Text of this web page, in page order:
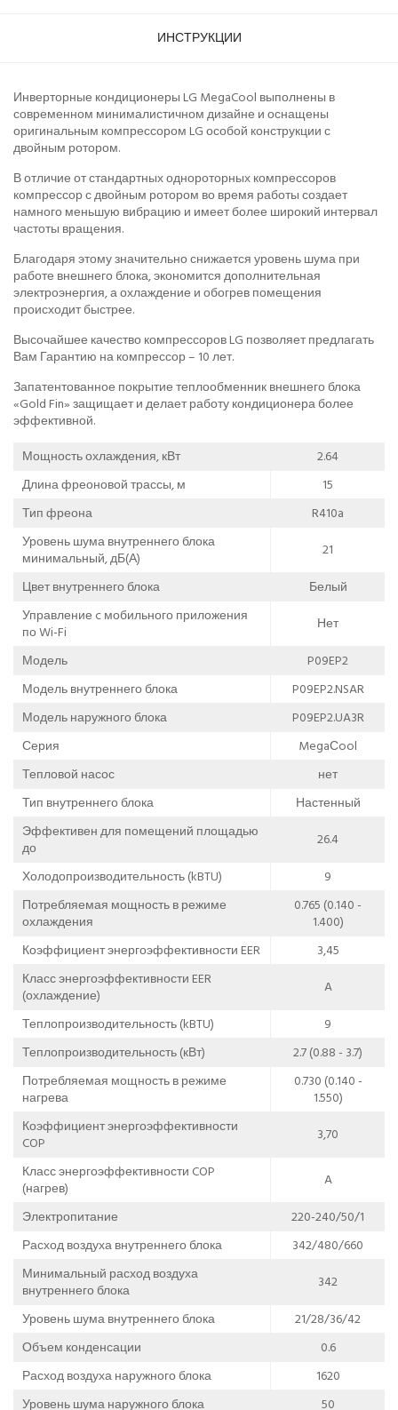
ИНСТРУКЦИИ
Инверторные кондиционеры LG MegaCool выполнены в
современном минималистичном дизайне и оснащены
оригинальным компрессором LG особой конструкции с
двойным ротором.
В отличие от стандартных однороторных компрессоров
компрессор с двойным ротором во время работы создает
намного меньшую вибрацию и имеет более широкий интервал
частоты вращения.
Благодаря этому значительно снижается уровень шума при
работе внешнего блока, экономится дополнительная
электроэнергия, а охлаждение и обогрев помещения
происходит быстрее.
Высочайшее качество компрессоров LG позволяет предлагать
Вам Гарантию на компрессор – 10 лет.
Запатентованное покрытие теплообменник внешнего блока
«Gold Fin» защищает и делает работу кондиционера более
эффективной.
Мощность охлаждения, кВт
2.64
Длина фреоновой трассы, м
15
Тип фреона
R410a
Уровень шума внутреннего блока
минимальный, дБ(А)
21
Цвет внутреннего блока
Белый
Управление c мобильного приложения
по Wi-Fi
Нет
Модель
P09EP2
Модель внутреннего блока
P09EP2.NSAR
Модель наружного блока
P09EP2.UA3R
Серия
MegaСool
Тепловой насос
нет
Тип внутреннего блока
Настенный
Эффективен для помещений площадью
до
26.4
Холодопроизводительность (kBTU)
9
Потребляемая мощность в режиме
охлаждения
0.765 (0.140 -
1.400)
Коэффициент энергоэффективности EER
3,45
Класс энергоэффективности EER
(охлаждение)
A
Теплопроизводительность (kBTU)
9
Теплопроизводительность (кВт)
2.7 (0.88 - 3.7)
Потребляемая мощность в режиме
нагрева
0.730 (0.140 -
1.550)
Коэффициент энергоэффективности
COP
3,70
Класс энергоэффективности COP
(нагрев)
A
Электропитание
220-240/50/1
Расход воздуха внутреннего блока
342/480/660
Минимальный расход воздуха
внутреннего блока
342
Уровень шума внутреннего блока
21/28/36/42
Объем конденсации
0.6
Расход воздуха наружного блока
1620
Уровень шума наружного блока
50